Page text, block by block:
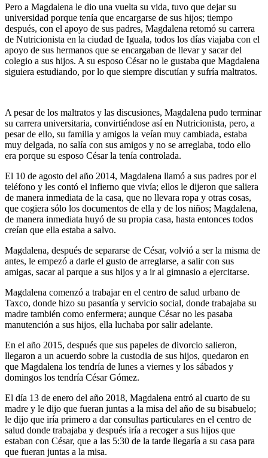
Pero a Magdalena le dio una vuelta su vida, tuvo que dejar su
universidad porque tenía que encargarse de sus hijos; tiempo
después, con el apoyo de sus padres, Magdalena retomó su carrera
de Nutricionista en la ciudad de Iguala, todos los días viajaba con el
apoyo de sus hermanos que se encargaban de llevar y sacar del
colegio a sus hijos. A su esposo César no le gustaba que Magdalena
siguiera estudiando, por lo que siempre discutían y sufría maltratos.
A pesar de los maltratos y las discusiones, Magdalena pudo terminar
su carrera universitaria, convirtiéndose así en Nutricionista, pero, a
pesar de ello, su familia y amigos la veían muy cambiada, estaba
muy delgada, no salía con sus amigos y no se arreglaba, todo ello
era porque su esposo César la tenía controlada.
El 10 de agosto del año 2014, Magdalena llamó a sus padres por el
teléfono y les contó el infierno que vivía; ellos le dijeron que saliera
de manera inmediata de la casa, que no llevara ropa y otras cosas,
que cogiera sólo los documentos de ella y de los niños; Magdalena,
de manera inmediata huyó de su propia casa, hasta entonces todos
creían que ella estaba a salvo.
Magdalena, después de separarse de César, volvió a ser la misma de
antes, le empezó a darle el gusto de arreglarse, a salir con sus
amigas, sacar al parque a sus hijos y a ir al gimnasio a ejercitarse.
Magdalena comenzó a trabajar en el centro de salud urbano de
Taxco, donde hizo su pasantía y servicio social, donde trabajaba su
madre también como enfermera; aunque César no les pasaba
manutención a sus hijos, ella luchaba por salir adelante.
En el año 2015, después que sus papeles de divorcio salieron,
llegaron a un acuerdo sobre la custodia de sus hijos, quedaron en
que Magdalena los tendría de lunes a viernes y los sábados y
domingos los tendría César Gómez.
El día 13 de enero del año 2018, Magdalena entró al cuarto de su
madre y le dijo que fueran juntas a la misa del año de su bisabuelo;
le dijo que iría primero a dar consultas particulares en el centro de
salud donde trabajaba y después iría a recoger a sus hijos que
estaban con César, que a las 5:30 de la tarde llegaría a su casa para
que fueran juntas a la misa.